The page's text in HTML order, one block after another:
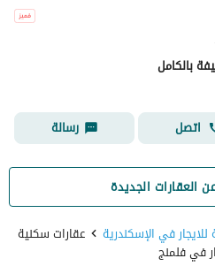
بالكامل
اتصل رسالة
العقارات الجديدة
في الإسكندرية عقارات سكنية
في فلمنج